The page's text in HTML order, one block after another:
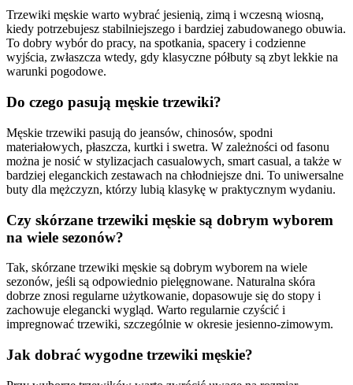
Trzewiki męskie warto wybrać jesienią, zimą i wczesną wiosną,
kiedy potrzebujesz stabilniejszego i bardziej zabudowanego obuwia.
To dobry wybór do pracy, na spotkania, spacery i codzienne
wyjścia, zwłaszcza wtedy, gdy klasyczne półbuty są zbyt lekkie na
warunki pogodowe.
Do czego pasują męskie trzewiki?
Męskie trzewiki pasują do jeansów, chinosów, spodni
materiałowych, płaszcza, kurtki i swetra. W zależności od fasonu
można je nosić w stylizacjach casualowych, smart casual, a także w
bardziej eleganckich zestawach na chłodniejsze dni. To uniwersalne
buty dla mężczyzn, którzy lubią klasykę w praktycznym wydaniu.
Czy skórzane trzewiki męskie są dobrym wyborem
na wiele sezonów?
Tak, skórzane trzewiki męskie są dobrym wyborem na wiele
sezonów, jeśli są odpowiednio pielęgnowane. Naturalna skóra
dobrze znosi regularne użytkowanie, dopasowuje się do stopy i
zachowuje elegancki wygląd. Warto regularnie czyścić i
impregnować trzewiki, szczególnie w okresie jesienno-zimowym.
Jak dobrać wygodne trzewiki męskie?